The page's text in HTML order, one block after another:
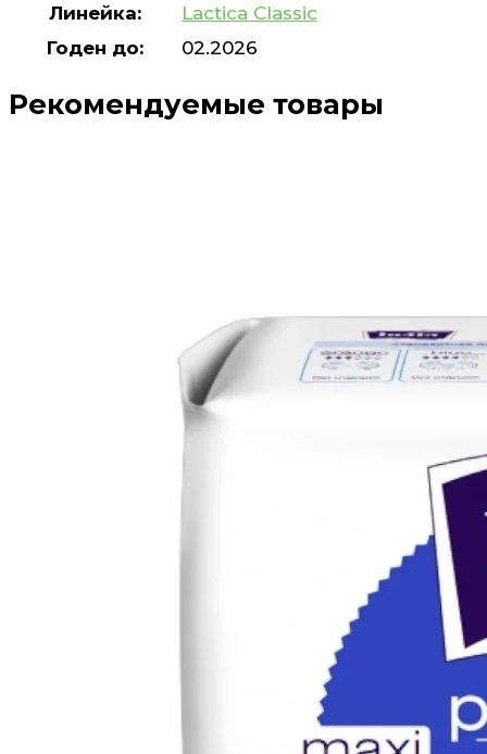
Линейка:
Lactica Classic
Годен до:
02.2026
Рекомендуемые товары